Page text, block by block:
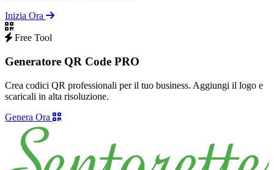
Inizia Ora
Free Tool
Generatore QR Code PRO
Crea codici QR professionali per il tuo business. Aggiungi il logo e
scaricali in alta risoluzione.
Genera Ora